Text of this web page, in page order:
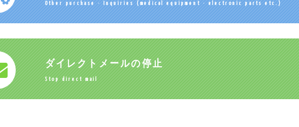
Other purchase · Inquiries (medical equipment · electronic parts etc.)
ダイレクトメールの停止
Stop direct mail